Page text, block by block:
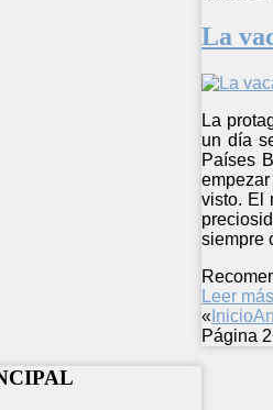
La
La
un día
Países
visto. El
siempre
Leer
« Inicio
Página